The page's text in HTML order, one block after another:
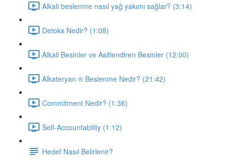
Alkali beslenme nasıl yağ yakımı sağlar? (3:14)
Detoks Nedir? (1:08)
Alkali Besinler ve Asitlendiren Besinler (12:00)
Alkateryan ® Beslenme Nedir? (21:42)
Commitment Nedir? (1:36)
Self-Accountability (1:12)
Hedef Nasıl Belirlenir?